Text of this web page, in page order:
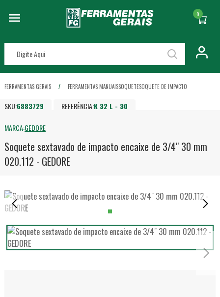
0
FERRAMENTAS GERAIS FERRAMENTAS MANUAISSOQUETESOQUETE DE IMPACTO
SKU:6883729 REFERÊNCIA:K 32 L - 30
MARCA:GEDORE
Soquete sextavado de impacto encaixe de 3/4" 30 mm
020.112 - GEDORE